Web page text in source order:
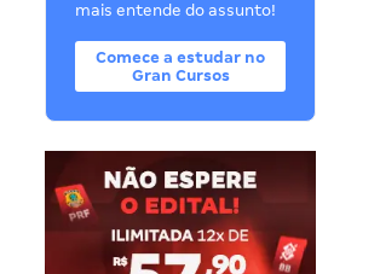
mais entende do assunto!
Comece a estudar no
Gran Cursos